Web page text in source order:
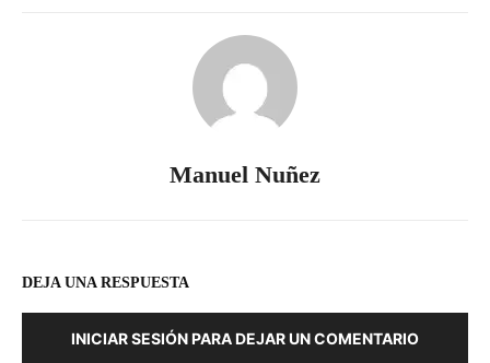
Manuel Nuñez
DEJA UNA RESPUESTA
INICIAR SESIÓN PARA DEJAR UN COMENTARIO